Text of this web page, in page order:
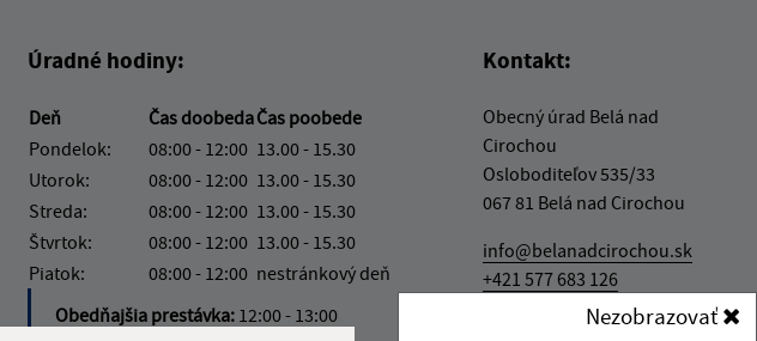
Nezobrazovať
Úradné hodiny:
Deň Čas doobedaČas poobede
Pondelok:
08:00 - 12:00 13.00 - 15.30
Utorok:
08:00 - 12:00 13.00 - 15.30
Streda:
08:00 - 12:00 13.00 - 15.30
Štvrtok:
08:00 - 12:00 13.00 - 15.30
Piatok:
08:00 - 12:00 nestránkový deň
Obedňajšia prestávka: 12:00 - 13:00
Kontakt:
Obecný úrad Belá nad
Cirochou
Osloboditeľov 535/33
067 81 Belá nad Cirochou
info@belanadcirochou.sk
+421 577 683 126
IČO: 00322814